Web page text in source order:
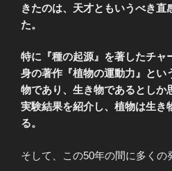
きたのは、天才ともいうべき直
た。
特に『種の起源』を著したチャ
身の著作『植物の運動力』とい
物であり、生き物であるとしか
実験結果を紹介し、植物は生き
る。
そして、この50年の間に多くの